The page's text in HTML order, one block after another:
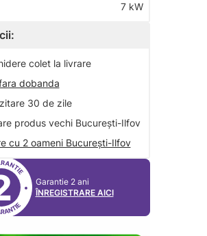
7 kW
colet la livrare
dobanda
30 de zile
produs vechi București-Ilfov
cu 2 oameni București-Ilfov
Garantie 2 ani
ÎNREGISTRARE AICI